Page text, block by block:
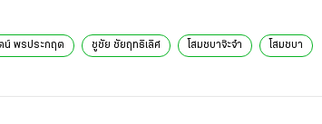
พรประกฤต ชูชัย ชัยฤทธิเลิศ โสมชบาจ๊ะจ๋า โสมชบา